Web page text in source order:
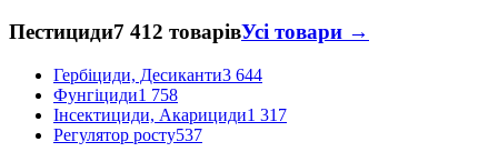
Пестициди7 412 товарівУсі товари →
Гербіциди, Десиканти3 644
Фунгіциди1 758
Інсектициди, Акарициди1 317
Регулятор росту537